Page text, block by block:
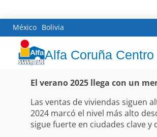
México Bolivia
Alfa Coruña Centro
El verano 2025 llega con un
Las ventas de viviendas siguen
2024 marcó el nivel más alto
sigue fuerte en ciudades clave y